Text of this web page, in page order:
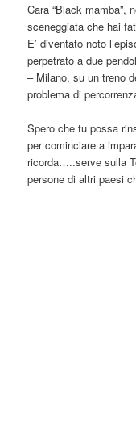
Cara “Black mamba”,
sceneggiata che hai
E’ diventato noto
perpetrato a due
– Milano, su un treno
problema di
Spero che tu possa
per cominciare a
ricorda…..serve sulla
persone di altri paesi